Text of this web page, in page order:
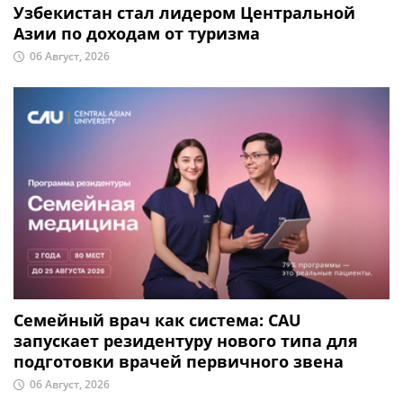
Узбекистан стал лидером Центральной
Азии по доходам от туризма
06 Август, 2026
Семейный врач как система: CAU
запускает резидентуру нового типа для
подготовки врачей первичного звена
06 Август, 2026